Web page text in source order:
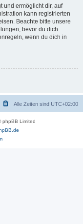
und ermöglicht dir, auf
kann registrierten
Beachte bitte unsere
bevor du dich
wenn du dich in
Alle Zeiten sind UTC+02:00
phpBB Limited